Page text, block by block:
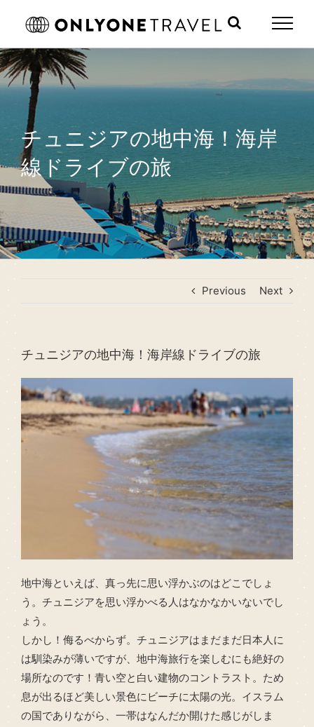
チュニジアの地中海！海岸
線ドライブの旅
Previous Next
チュニジアの地中海！海岸線ドライブの旅
地中海といえば、真っ先に思い浮かぶのはどこでしょ
う。チュニジアを思い浮かべる人はなかなかいないでし
ょう。
しかし！侮るべからず。チュニジアはまだまだ日本人に
は馴染みが薄いですが、地中海旅行を楽しむにも絶好の
場所なのです！青い空と白い建物のコントラスト。ため
息が出るほど美しい景色にビーチに太陽の光。イスラム
の国でありながら、一帯はなんだか開けた感じがしま